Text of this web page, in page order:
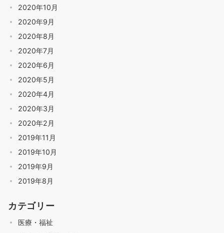
2020年10月
2020年9月
2020年8月
2020年7月
2020年6月
2020年5月
2020年4月
2020年3月
2020年2月
2019年11月
2019年10月
2019年9月
2019年8月
カテゴリー
医療・福祉